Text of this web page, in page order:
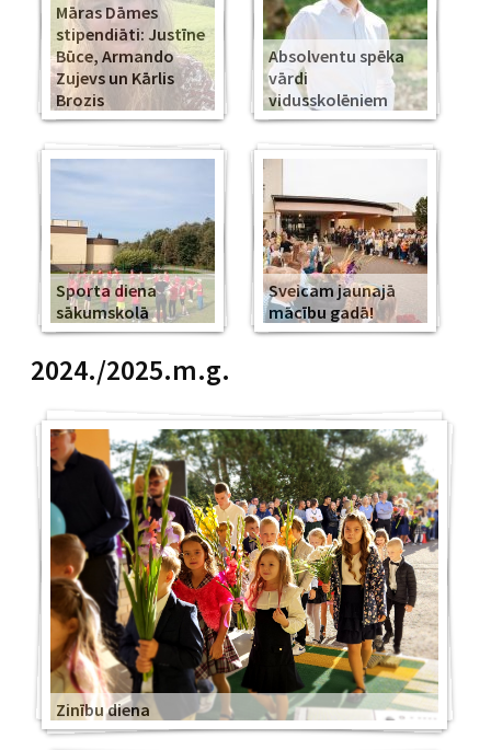
Māras Dāmes
stipendiāti: Justīne
Būce, Armando
Zujevs un Kārlis
Brozis
Absolventu spēka
vārdi
vidusskolēniem
Sporta diena
sākumskolā
Sveicam jaunajā
mācību gadā!
2024./2025.m.g.
Zinību diena